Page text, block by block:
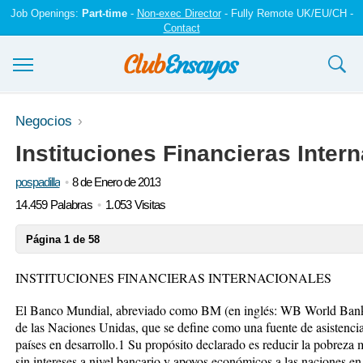
Job Openings: Part-time- Non-exec Director- Fully Remote UK/EU/CH -
Contact
Ensayos y trabajos
Registrarse
Iniciar sesión
Negocios
Instituciones Financieras
pospadilla
8 de Enero de 2013
14.459 Palabras
1.053 Visitas
Página 1 de 58
INSTITUCIONES FINANCIERAS INTERNACIONALES
El Banco Mundial, abreviado como BM (en inglés: WB World
de las Naciones Unidas, que se define como una fuente de
países en desarrollo.1 Su propósito declarado es reducir la pobreza